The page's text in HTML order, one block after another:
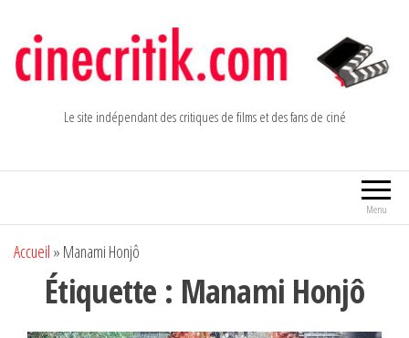
contenu
Le site indépendant des critiques de films et des fans de ciné
Menu
Accueil » Manami Honjô
Étiquette : Manami Honjô